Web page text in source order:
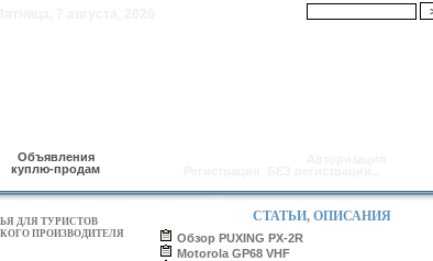
Объявления
куплю-продам
ДЛЯ ТУРИСТОВ
ПРОИЗВОДИТЕЛЯ
СТАТЬИ, ОПИСАНИЯ
Обзор PUXING PX-2R
Motorola GP68 VHF